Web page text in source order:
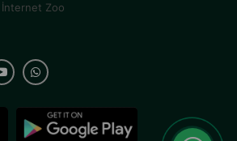
İnternet Zoo